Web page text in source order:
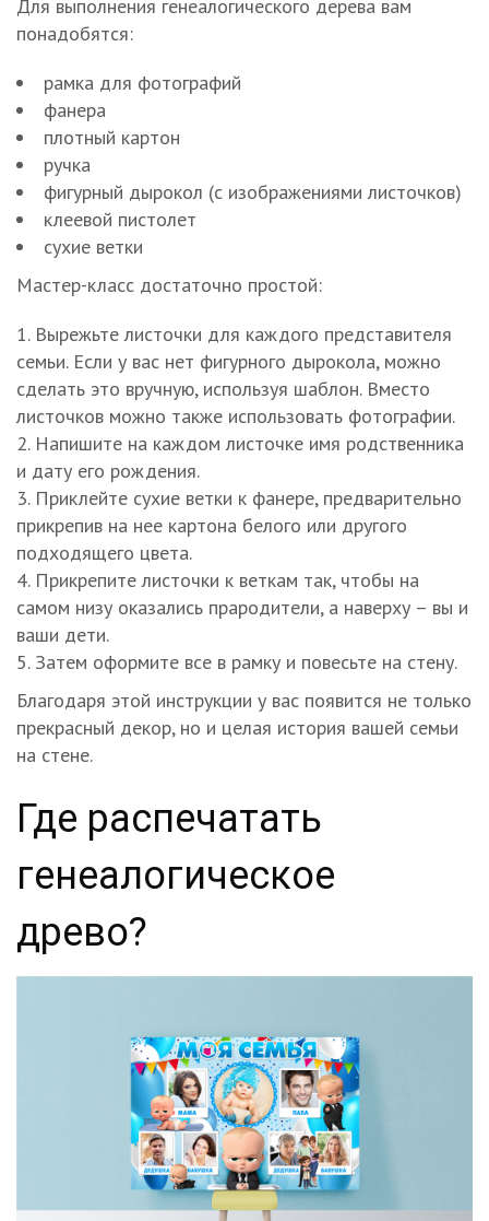
Для выполнения генеалогического дерева вам
понадобятся:
рамка для фотографий
фанера
плотный картон
ручка
фигурный дырокол (с изображениями листочков)
клеевой пистолет
сухие ветки
Мастер-класс достаточно простой:
Вырежьте листочки для каждого представителя
семьи. Если у вас нет фигурного дырокола, можно
сделать это вручную, используя шаблон. Вместо
листочков можно также использовать фотографии.
Напишите на каждом листочке имя родственника
и дату его рождения.
Приклейте сухие ветки к фанере, предварительно
прикрепив на нее картона белого или другого
подходящего цвета.
Прикрепите листочки к веткам так, чтобы на
самом низу оказались прародители, а наверху – вы и
ваши дети.
Затем оформите все в рамку и повесьте на стену.
Благодаря этой инструкции у вас появится не только
прекрасный декор, но и целая история вашей семьи
на стене.
Где распечатать
генеалогическое
древо?